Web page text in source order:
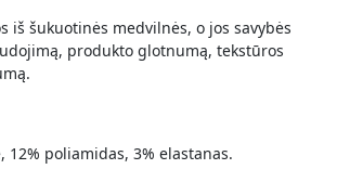
iš šukuotinės medvilnės, o jos savybės
produkto glotnumą, tekstūros
12% poliamidas, 3% elastanas.